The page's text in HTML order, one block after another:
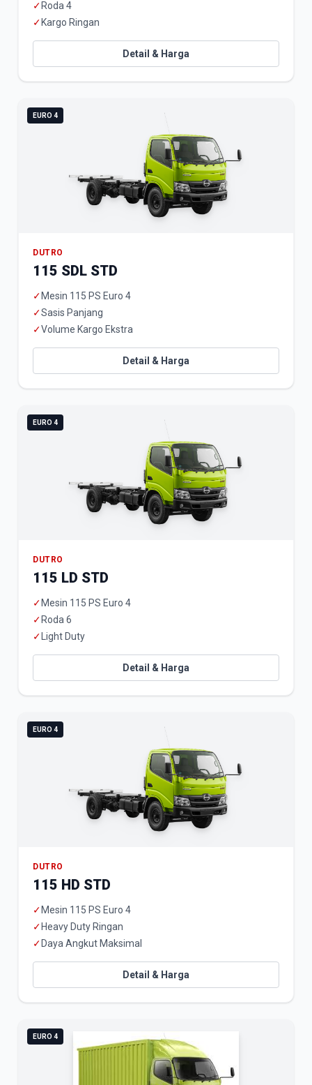
✓ Roda 4
✓ Kargo Ringan
Detail & Harga
EURO 4
DUTRO
115 SDL STD
✓ Mesin 115 PS Euro 4
✓Sasis Panjang
✓Volume Kargo Ekstra
Detail & Harga
EURO 4
DUTRO
115 LD STD
✓ Mesin 115 PS Euro 4
✓ Roda 6
✓ Light Duty
Detail & Harga
EURO 4
DUTRO
115 HD STD
✓ Mesin 115 PS Euro 4
✓ Heavy Duty Ringan
✓ Daya Angkut Maksimal
Detail & Harga
EURO 4